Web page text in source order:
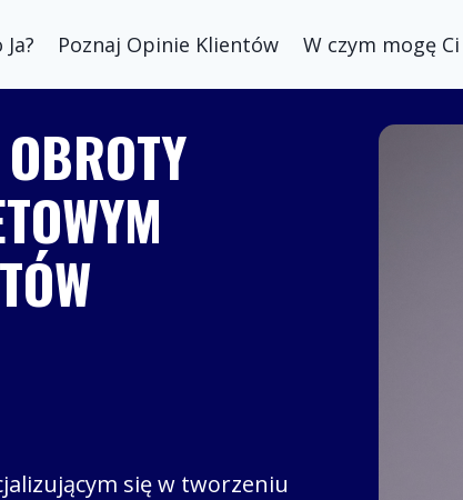
Poznaj Opinie Klientów W czym mogę
się w tworzeniu